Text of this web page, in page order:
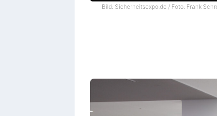
Bild: Sicherheitsexpo.de / Foto: Frank